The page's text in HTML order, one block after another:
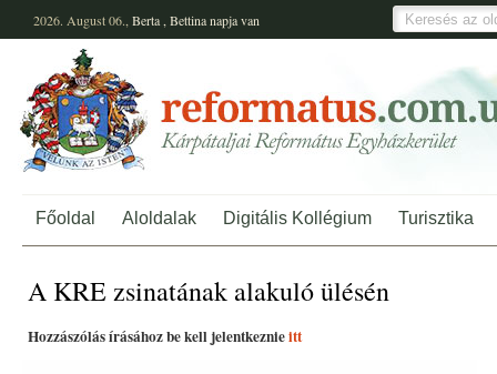
2026. August 06., Berta , Bettinanapja van
Főoldal Aloldalak Digitális Kollégium Turisztika
A KRE zsinatának alakuló ülésén
Hozzászólás írásához be kell jelentkeznieitt